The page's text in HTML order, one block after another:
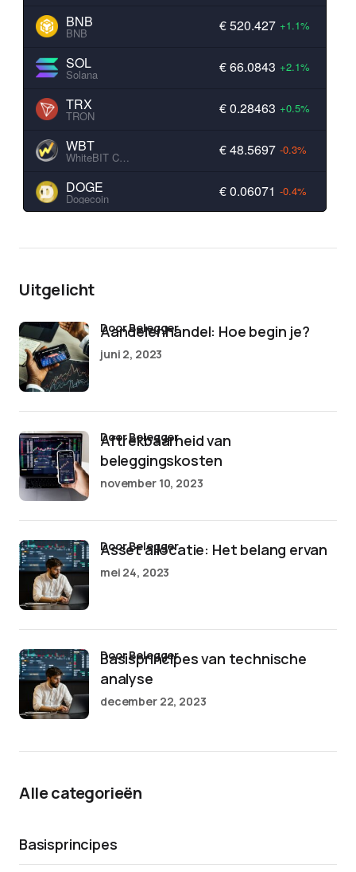
BNB
BNB € 520.427 +1.1%
SOL
Solana € 66.0843 +2.1%
TRX
TRON € 0.28463 +0.5%
WBT
WhiteBIT Coin € 48.5697 -0.3%
DOGE
Dogecoin € 0.06071 -0.4%
Uitgelicht
Aandelenhandel: Hoe begin je?
door Belegger
juni 2, 2023
Aftrekbaarheid van
beleggingskosten
door Belegger
november 10, 2023
Asset allocatie: Het belang ervan
door Belegger
mei 24, 2023
Basisprincipes van technische
analyse
door Belegger
december 22, 2023
Alle categorieën
Basisprincipes